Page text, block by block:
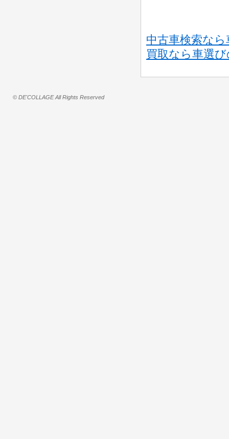
中古車検索な
買取なら車選
© DE'COLLAGE All Rights Reserved